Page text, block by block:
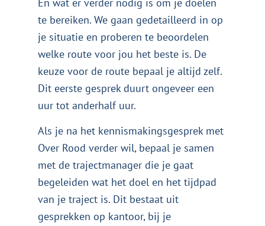
te bereiken. We gaan gedetailleerd in op
je situatie en proberen te beoordelen
welke route voor jou het beste is. De
keuze voor de route bepaal je altijd zelf.
Dit eerste gesprek duurt ongeveer een
uur tot anderhalf uur.
Als je na het kennismakingsgesprek met
Over Rood verder wil, bepaal je samen
met de trajectmanager die je gaat
begeleiden wat het doel en het tijdpad
van je traject is. Dit bestaat uit
gesprekken op kantoor, bij je